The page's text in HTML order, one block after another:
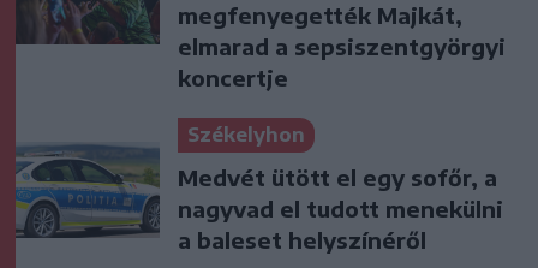
megfenyegették Majkát,
elmarad a sepsiszentgyörgyi
koncertje
Székelyhon
Medvét ütött el egy sofőr, a
nagyvad el tudott menekülni
a baleset helyszínéről